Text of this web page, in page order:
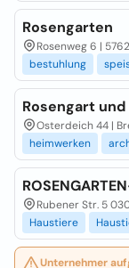
Rosengarten
Rosenweg 6 |
bestuhlung
Rosengart
Osterdeich 44 |
heimwerken
Rubener Str. 5
Haustiere
Unternehmer